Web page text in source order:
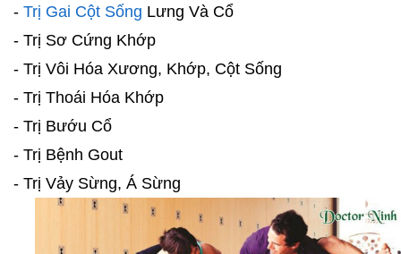
- Trị Gai Cột Sống Lưng Và Cổ
- Trị Sơ Cứng Khớp
- Trị Vôi Hóa Xương, Khớp, Cột Sống
- Trị Thoái Hóa Khớp
- Trị Bướu Cổ
- Trị Bệnh Gout
- Trị Vảy Sừng, Á Sừng